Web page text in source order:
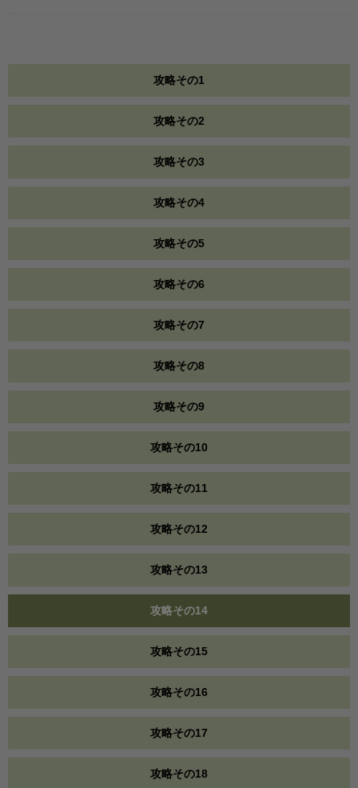
攻略その1
攻略その2
攻略その3
攻略その4
攻略その5
攻略その6
攻略その7
攻略その8
攻略その9
攻略その10
攻略その11
攻略その12
攻略その13
攻略その14
攻略その15
攻略その16
攻略その17
攻略その18